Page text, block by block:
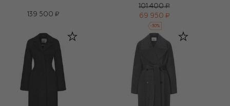
139 500 ₽
101 400 ₽
69 950 ₽
-30%